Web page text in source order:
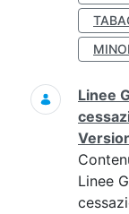
Linee
Linee